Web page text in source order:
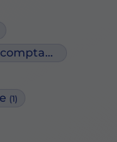
Sous-traitance expertise-comptable
(1)